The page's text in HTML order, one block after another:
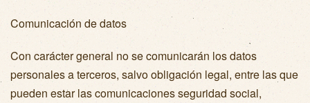
Comunicación de datos
Con carácter general no se comunicarán los datos
personales a terceros, salvo obligación legal, entre las que
pueden estar las comunicaciones seguridad social,